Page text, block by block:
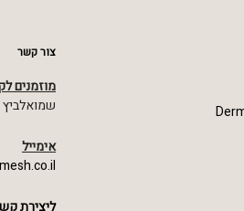
צור קשר
מוזמנים
שמואלביץ מרדכי
אימייל
ליצירת